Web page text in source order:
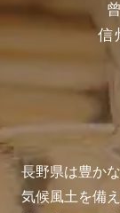
信
長野県は豊か
気候風土を備